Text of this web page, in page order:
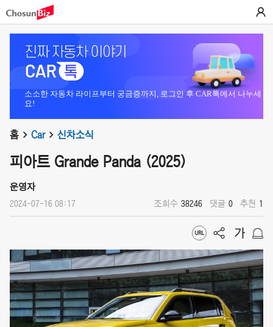
소소한 자동차 라이프부터 궁금증까지, 로그인 후 CAR톡에서 나누세
요!
홈 Car 신차소식
피아트 Grande Panda (2025)
운영자
2024-07-16 08:17 조회수 38246 댓글 0 추천 1